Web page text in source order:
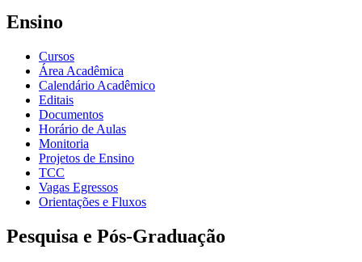
Ensino
Cursos
Área Acadêmica
Calendário Acadêmico
Editais
Documentos
Horário de Aulas
Monitoria
Projetos de Ensino
TCC
Vagas Egressos
Orientações e Fluxos
Pesquisa e Pós-Graduação